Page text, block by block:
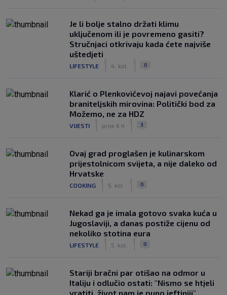
Je li bolje stalno držati klimu
uključenom ili je povremeno gasiti?
Stručnjaci otkrivaju kada ćete najviše
uštedjeti
LIFESTYLE 4. kol. 0
Klarić o Plenkovićevoj najavi povećanja
braniteljskih mirovina: Politički bod za
Možemo, ne za HDZ
VIJESTI prije 6 h 3
Ovaj grad proglašen je kulinarskom
prijestolnicom svijeta, a nije daleko od
Hrvatske
COOKING 5. kol. 0
Nekad ga je imala gotovo svaka kuća u
Jugoslaviji, a danas postiže cijenu od
nekoliko stotina eura
LIFESTYLE 5. kol. 0
Stariji bračni par otišao na odmor u
Italiju i odlučio ostati: "Nismo se htjeli
vratiti, život nam je puno jeftiniji"